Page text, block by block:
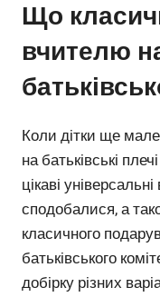
Що
вчителю
Коли дітки ще
на батьківські
цікаві
сподобалися, а
класичного
батьківського
добірку різних